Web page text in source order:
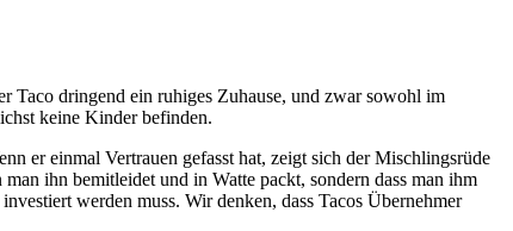
Taco dringend ein ruhiges Zuhause, und zwar sowohl im
keine Kinder befinden.
er einmal Vertrauen gefasst hat, zeigt sich der Mischlingsrüde
ihn bemitleidet und in Watte packt, sondern dass man ihm
werden muss. Wir denken, dass Tacos Übernehmer